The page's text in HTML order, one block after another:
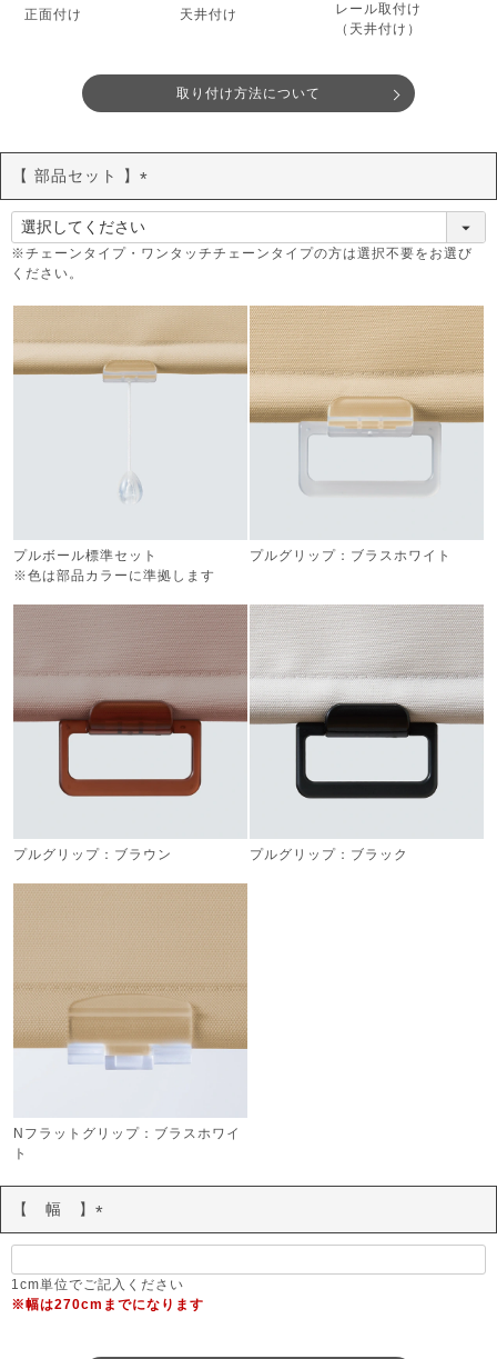
正面付け 天井付け
レール取付け
（天井付け）
取り付け方法について
【 部品セット 】
(
必
須
※チェーンタイプ・ワンタッチチェーンタイプの方は選択不要をお選び
ください。
プルボール標準セット
※色は部品カラーに準拠します
プルグリップ：ブラスホワイト
プルグリップ：ブラウン プルグリップ：ブラック
Nフラットグリップ：ブラスホワイ
ト
【 幅 】
(
須
)
1cm単位でご記入ください
※幅は270cmまでになります